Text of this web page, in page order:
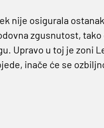
nije osigurala
zgusnutost, tako
Upravo u toj je zoni
inače će se